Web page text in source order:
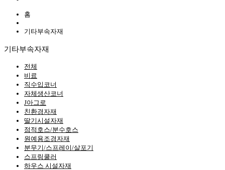
홈
기타부속자재
기타부속자재
전체
비료
직수입코너
자체생산코너
J아그로
친환경자재
딸기시설자재
점적호스/분수호스
원예용조경자재
분무기/스프레이/살포기
스프링쿨러
하우스 시설자재